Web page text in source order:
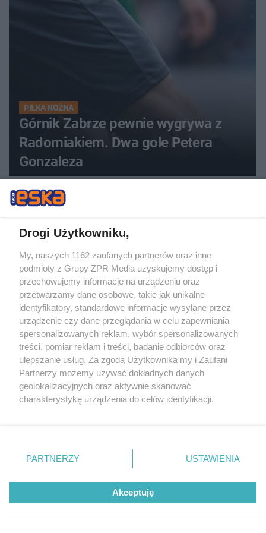
PIŁKA NOŻNA
Górnik Zabrze pewnie wygrywa z
Radomiakiem. Dwa gole Petera
Gonzaleza
PIŁKA NOŻNA
Górnik Zabrze lepszy na wyjeździe.
Kto strzelał gole?
Drogi Użytkowniku,
My, naszych 1162 zaufanych partnerów oraz inne
podmioty z Grupy ZPR Media uzyskujemy dostęp i
przechowujemy informacje na urządzeniu oraz
przetwarzamy dane osobowe, takie jak unikalne
identyfikatory, standardowe informacje wysyłane przez
urządzenie czy dane przeglądania w celu zapewniania
spersonalizowanych reklam, wybór spersonalizowanych
treści, pomiar reklam i treści, badanie odbiorców oraz
ulepszanie usług. Za zgodą Użytkownika my i Zaufani
Partnerzy możemy używać dokładnych danych
geolokalizacyjnych oraz aktywnie skanować
charakterystykę urządzenia do celów identyfikacji.
zmienić/wycofać klikając przycisk ustawień prywatności
znajdujący się w lewym dolnym rogu strony
rodzaje przetwarzania danych nie wymagają zgody
użytkownika, ale masz prawo sprzeciwić się takiemu
przetwarzaniu. Preferencje będą miały zastosowanie tylko
PARTNERZY USTAWIENIA
Akceptuję